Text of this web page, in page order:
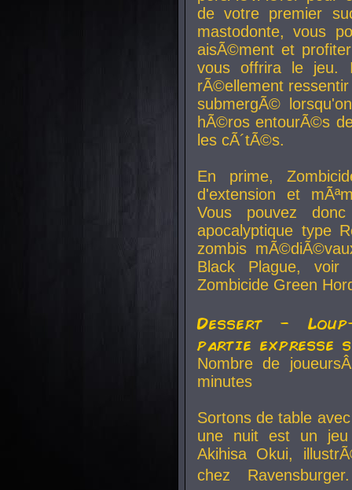
de votre premier
mastodonte, vous
aisÃ©ment et
vous offrira le jeu.
rÃ©ellement
submergÃ©
hÃ©ros entourÃ©s
les cÃ´tÃ©s.
En prime,
d'extension et
Vous pouvez
apocalyptique type
zombis
Black Plague,
Zombicide Green
Dessert -
partie expresse
Nombre de
minutes
Sortons de table
une nuit est un
Akihisa Okui,
chez